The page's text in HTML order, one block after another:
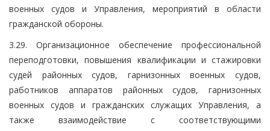
военных судов и Управления, мероприятий в области
гражданской обороны.
3.29. Организационное обеспечение профессиональной
переподготовки, повышения квалификации и стажировки
судей районных судов, гарнизонных военных судов,
работников аппаратов районных судов, гарнизонных
военных судов и гражданских служащих Управления, а
также взаимодействие с соответствующими